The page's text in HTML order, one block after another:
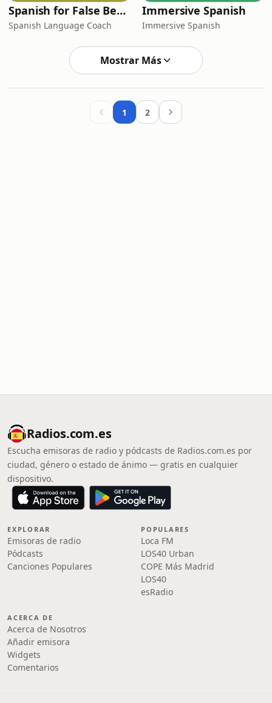
Spanish for False Beginners - Español para Falsos Principiantes
Spanish Language Coach
Immersive Spanish
Immersive Spanish
Mostrar Más
1 2
Radios.com.es
Escucha emisoras de radio y pódcasts de Radios.com.es por
ciudad, género o estado de ánimo — gratis en cualquier
dispositivo.
EXPLORAR
Emisoras de radio
Pódcasts
Canciones Populares
POPULARES
Loca FM
LOS40 Urban
COPE Más Madrid
LOS40
esRadio
ACERCA DE
Acerca de Nosotros
Añadir emisora
Widgets
Comentarios